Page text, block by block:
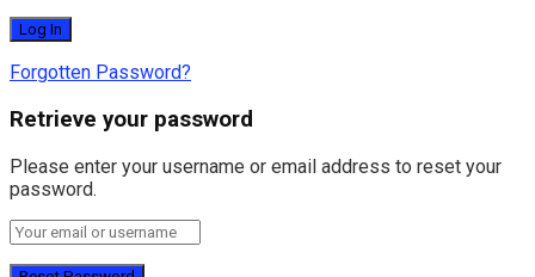
Forgotten Password?
Retrieve your password
Please enter your username or email address to reset your
password.